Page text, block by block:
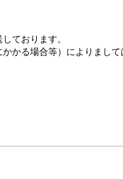
ております。
かる場合等）によりまし